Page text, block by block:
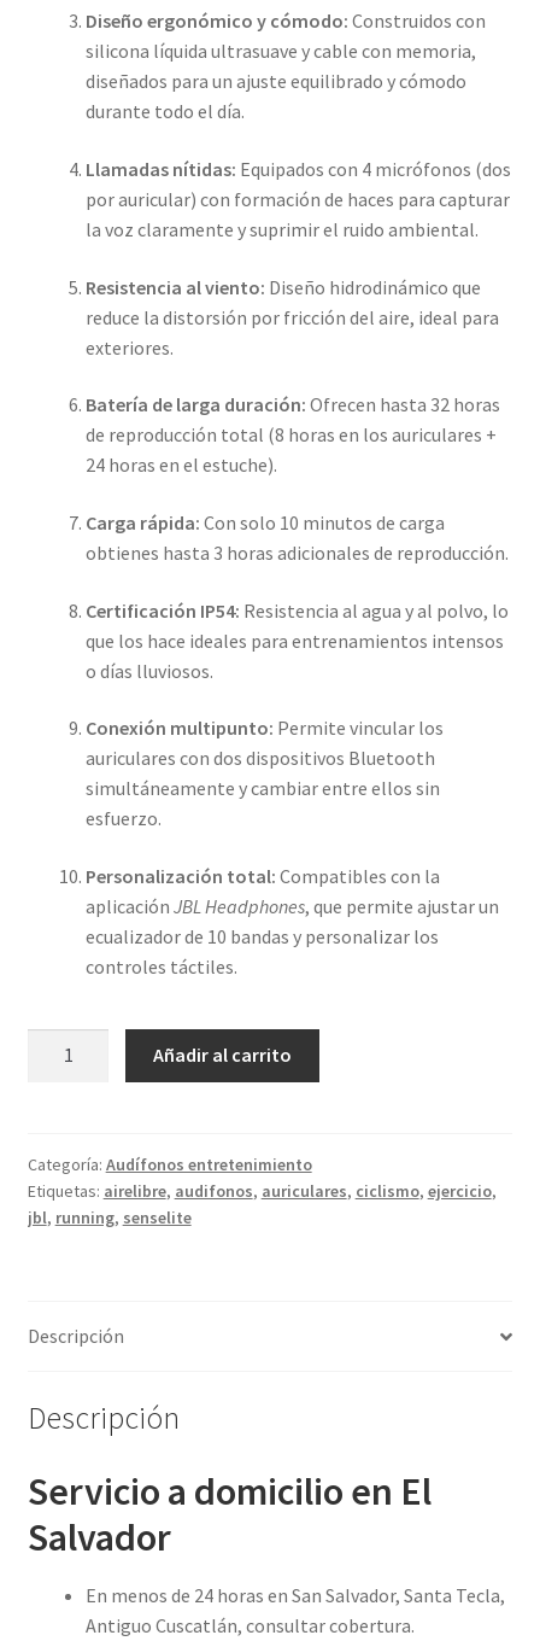
Diseño ergonómico y cómodo: Construidos con
silicona líquida ultrasuave y cable con memoria,
diseñados para un ajuste equilibrado y cómodo
durante todo el día.
Llamadas nítidas: Equipados con 4 micrófonos (dos
por auricular) con formación de haces para capturar
la voz claramente y suprimir el ruido ambiental.
Resistencia al viento: Diseño hidrodinámico que
reduce la distorsión por fricción del aire, ideal para
exteriores.
Batería de larga duración: Ofrecen hasta 32 horas
de reproducción total (8 horas en los auriculares +
24 horas en el estuche).
Carga rápida: Con solo 10 minutos de carga
obtienes hasta 3 horas adicionales de reproducción.
Certificación IP54: Resistencia al agua y al polvo, lo
que los hace ideales para entrenamientos intensos
o días lluviosos.
Conexión multipunto: Permite vincular los
auriculares con dos dispositivos Bluetooth
simultáneamente y cambiar entre ellos sin
esfuerzo.
Personalización total: Compatibles con la
aplicación JBL Headphones, que permite ajustar un
ecualizador de 10 bandas y personalizar los
controles táctiles.
para
ejercicio
o
Añadir al carrito
Categoría: Audífonos entretenimiento
Etiquetas: airelibre, audifonos, auriculares, ciclismo, ejercicio,
jbl, running, senselite
Descripción
Descripción
Servicio a domicilio en El
Salvador
En menos de 24 horas en San Salvador, Santa Tecla,
Antiguo Cuscatlán, consultar cobertura.